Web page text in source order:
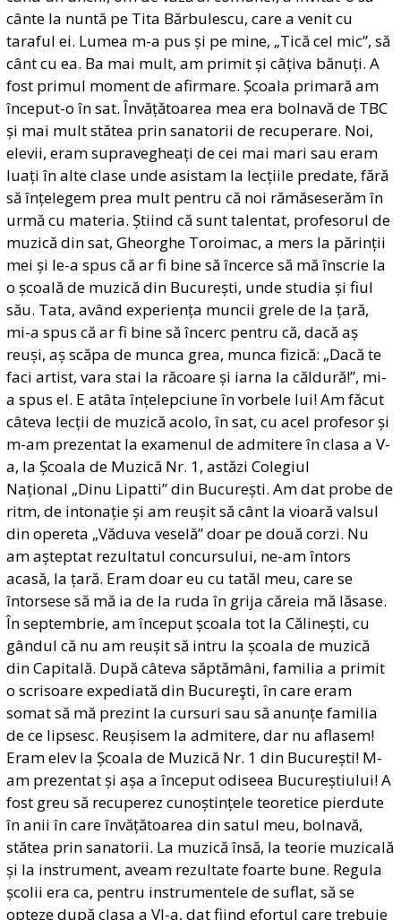
cânte la nuntă pe Tita Bărbulescu, care a venit cu
taraful ei. Lumea m-a pus și pe mine, „Tică cel mic”, să
cânt cu ea. Ba mai mult, am primit și câțiva bănuți. A
fost primul moment de afirmare. Școala primară am
început-o în sat. Învățătoarea mea era bolnavă de TBC
și mai mult stătea prin sanatorii de recuperare. Noi,
elevii, eram supravegheați de cei mai mari sau eram
luați în alte clase unde asistam la lecțiile predate, fără
să înțelegem prea mult pentru că noi rămăseserăm în
urmă cu materia. Știind că sunt talentat, profesorul de
muzică din sat, Gheorghe Toroimac, a mers la părinții
mei și le-a spus că ar fi bine să încerce să mă înscrie la
o școală de muzică din București, unde studia și fiul
său. Tata, având experiența muncii grele de la țară,
mi-a spus că ar fi bine să încerc pentru că, dacă aș
reuși, aș scăpa de munca grea, munca fizică: „Dacă te
faci artist, vara stai la răcoare și iarna la căldură!”, mi-
a spus el. E atâta înțelepciune în vorbele lui! Am făcut
câteva lecții de muzică acolo, în sat, cu acel profesor și
m-am prezentat la examenul de admitere în clasa a V-
a, la Școala de Muzică Nr. 1, astăzi Colegiul
Național „Dinu Lipatti” din București. Am dat probe de
ritm, de intonație și am reușit să cânt la vioară valsul
din opereta „Văduva veselă” doar pe două corzi. Nu
am așteptat rezultatul concursului, ne-am întors
acasă, la țară. Eram doar eu cu tatăl meu, care se
întorsese să mă ia de la ruda în grija căreia mă lăsase.
În septembrie, am început școala tot la Călinești, cu
gândul că nu am reușit să intru la școala de muzică
din Capitală. După câteva săptămâni, familia a primit
o scrisoare expediată din Bucureşti, în care eram
somat să mă prezint la cursuri sau să anunțe familia
de ce lipsesc. Reușisem la admitere, dar nu aflasem!
Eram elev la Școala de Muzică Nr. 1 din București! M-
am prezentat și așa a început odiseea Bucureștiului! A
fost greu să recuperez cunoștințele teoretice pierdute
în anii în care învățătoarea din satul meu, bolnavă,
stătea prin sanatorii. La muzică însă, la teorie muzicală
și la instrument, aveam rezultate foarte bune. Regula
școlii era ca, pentru instrumentele de suflat, să se
opteze după clasa a VI-a, dat fiind efortul care trebuie